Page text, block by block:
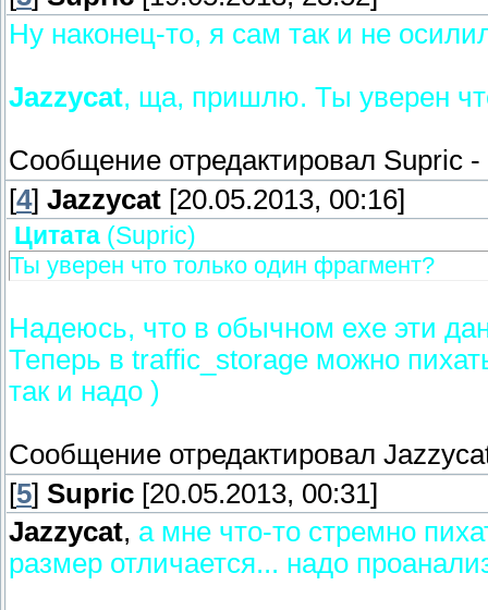
Ну наконец-то, я сам так и не
Jazzycat, ща, пришлю. Ты уверен
Сообщение отредактировал Supric -
[4] Jazzycat [20.05.2013, 00:16]
Цитата (Supric)
Ты уверен что только один фрагмент?
Надеюсь, что в обычном exe эти
Теперь в traffic_storage можно
так и надо )
Сообщение отредактировал
[5] Supric [20.05.2013, 00:31]
Jazzycat, а мне что-то стремно
размер отличается... надо